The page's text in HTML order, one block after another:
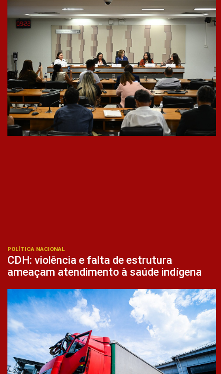
POLÍTICA NACIONAL
CDH: violência e falta de estrutura
ameaçam atendimento à saúde indígena